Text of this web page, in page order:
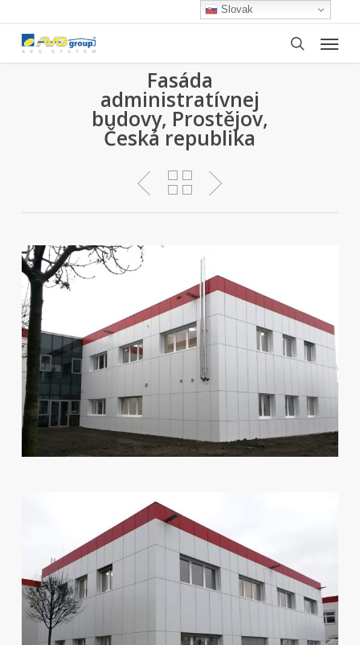
main
content
search
Menu
Fasáda
administratívnej
budovy, Prostějov,
Česká republika
Slovak